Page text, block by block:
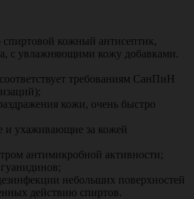
кожный антисептик,
с увлажняющими кожу добавками.
требованиям СанПиН
кожи, очень быстро
и ухаживающие за кожей
антимикробной активности;
небольших поверхностей
действию спиртов.